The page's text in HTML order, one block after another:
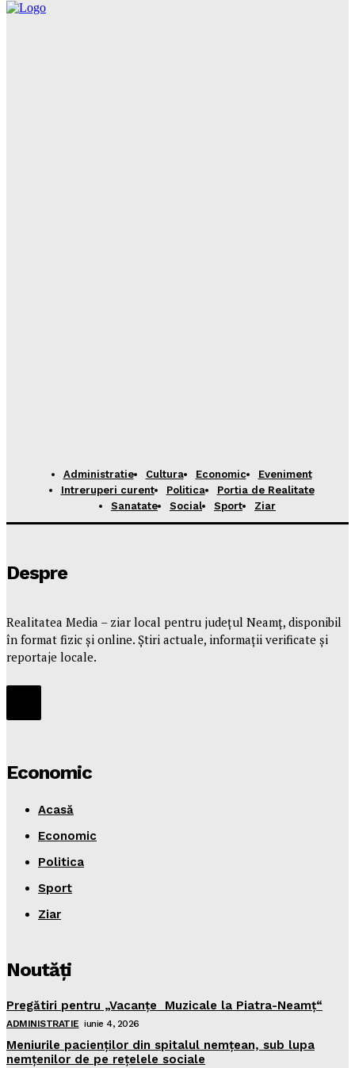
Administratie Cultura Economic
Eveniment
Intreruperi curent
Politica
Portia de Realitate
Sanatate
Social Sport Ziar
Despre
Realitatea Media – ziar local pentru județul Neamț, disponibil
în format fizic și online. Știri actuale, informații verificate și
reportaje locale.
Economic
Acasă
Economic
Politica
Sport
Ziar
Noutăţi
Pregătiri pentru „Vacanţe Muzicale la Piatra-Neamţ“
ADMINISTRATIE iunie 4, 2026
Meniurile pacienţilor din spitalul nemţean, sub lupa
nemţenilor de pe reţelele sociale